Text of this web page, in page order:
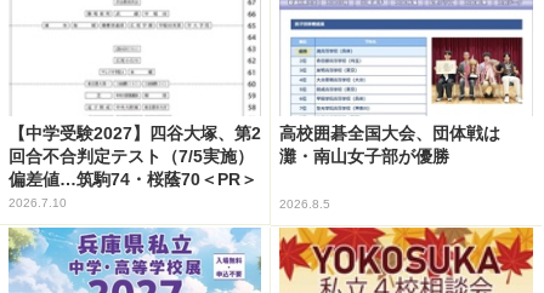
【中学受験2027】四谷大塚、第2
回合不合判定テスト（7/5実施）
偏差値…筑駒74・桜蔭70＜PR＞
2026.7.10
高校囲碁全国大会、団体戦は
灘・南山女子部が優勝
2026.8.5